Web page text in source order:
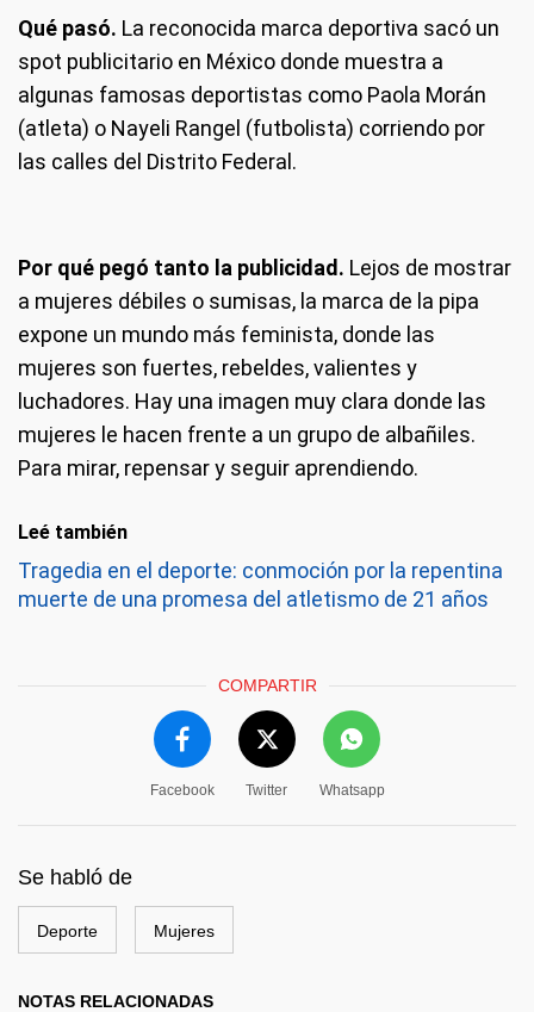
Qué pasó. La reconocida marca deportiva sacó un
spot publicitario en México donde muestra a
algunas famosas deportistas como Paola Morán
(atleta) o Nayeli Rangel (futbolista) corriendo por
las calles del Distrito Federal.
Por qué pegó tanto la publicidad. Lejos de mostrar
a mujeres débiles o sumisas, la marca de la pipa
expone un mundo más feminista, donde las
mujeres son fuertes, rebeldes, valientes y
luchadores. Hay una imagen muy clara donde las
mujeres le hacen frente a un grupo de albañiles.
Para mirar, repensar y seguir aprendiendo.
Leé también
Tragedia en el deporte: conmoción por la repentina
muerte de una promesa del atletismo de 21 años
COMPARTIR
Facebook Twitter Whatsapp
Se habló de
Deporte Mujeres
NOTAS RELACIONADAS